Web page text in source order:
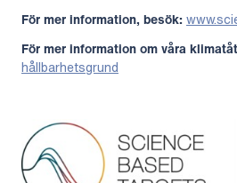
För mer information, besök:
För mer information om våra
hållbarhetsgrund